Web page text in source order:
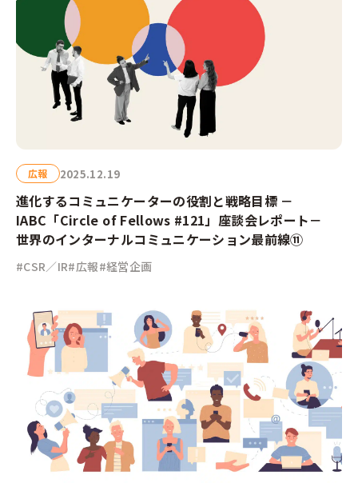
広報 2025.12.19
進化するコミュニケーターの役割と戦略目標 －
IABC「Circle of Fellows #121」座談会レポート－
世界のインターナルコミュニケーション最前線⑪
#CSR／IR#広報#経営企画